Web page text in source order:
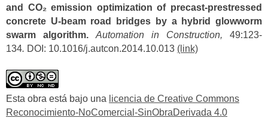
and CO₂ emission optimization of precast-prestressed
concrete U-beam road bridges by a hybrid glowworm
swarm algorithm.
Automation in Construction, 49:123-
134. DOI: 10.1016/j.autcon.2014.10.013 (link)
Esta obra está bajo una licencia de Creative Commons
Reconocimiento-NoComercial-SinObraDerivada 4.0